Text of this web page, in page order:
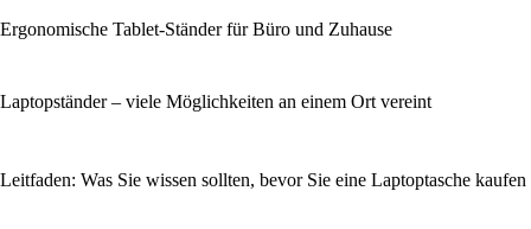
Ergonomische Tablet-Ständer für Büro und Zuhause
Laptopständer – viele Möglichkeiten an einem Ort vereint
Leitfaden: Was Sie wissen sollten, bevor Sie eine Laptoptasche kaufen